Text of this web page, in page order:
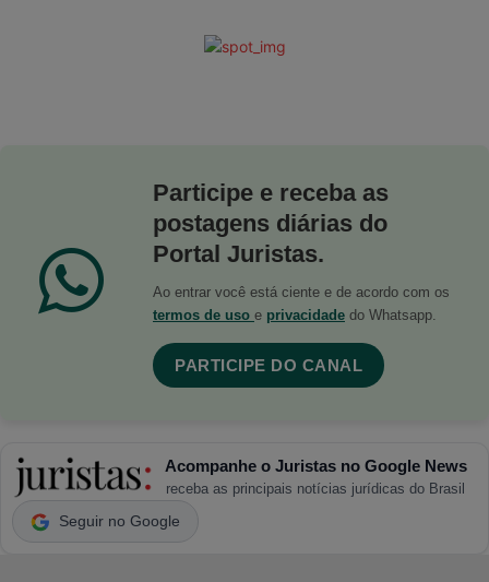
Participe e receba as
postagens diárias do
Portal Juristas.
Ao entrar você está ciente e de acordo com os
termos de uso e privacidade do Whatsapp.
PARTICIPE DO CANAL
Acompanhe o Juristas no Google News
receba as principais notícias jurídicas do Brasil
Seguir no Google